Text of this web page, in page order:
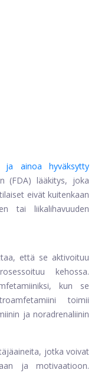
ja ainoa hyväksytty
(FDA) lääkitys, joka
eivät kuitenkaan
tai liikalihavuuden
että se aktivoituu
kehossa.
kun se
toimii
ja noradrenaliinin
jotka voivat
ja motivaatioon.